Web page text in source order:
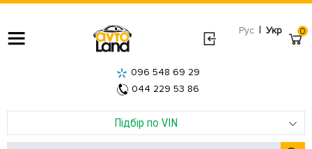
Рус | Укр
Підбір по VIN
096 548 69 29
044 229 53 86
0